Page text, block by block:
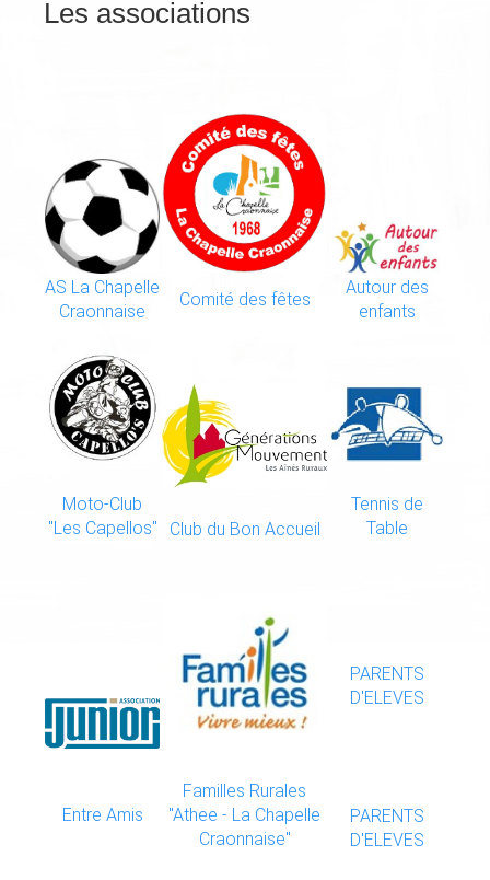
Les associations
AS La Chapelle
Craonnaise
Comité des fêtes
Autour des
enfants
Moto-Club
"Les Capellos"
Club du Bon Accueil
Tennis de
Table
PARENTS
D'ELEVES
Entre Amis
Familles Rurales
"Athee - La Chapelle
Craonnaise"
PARENTS
D'ELEVES